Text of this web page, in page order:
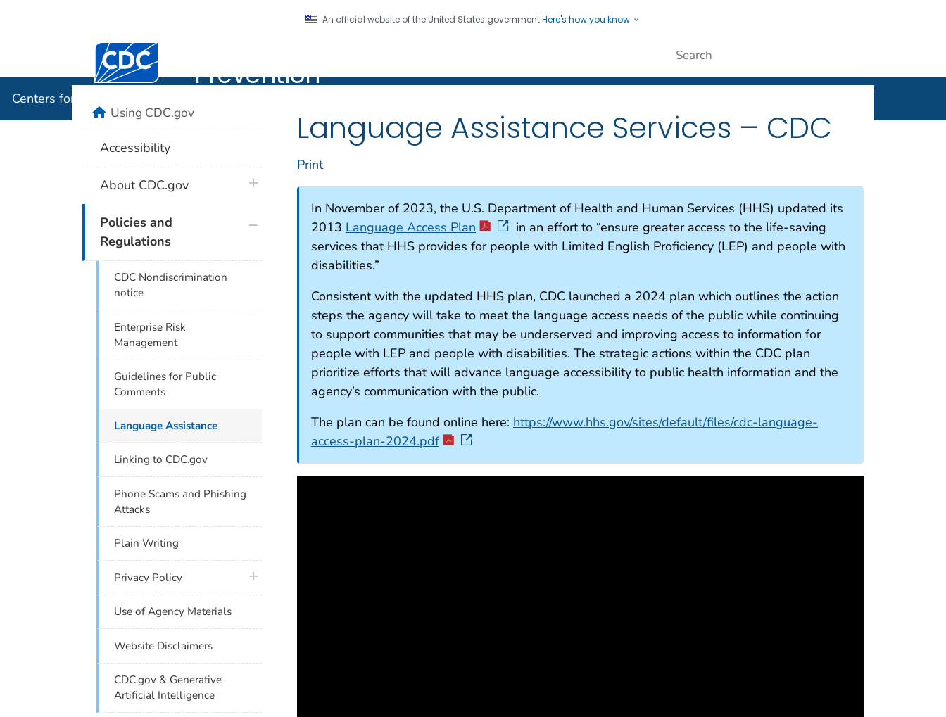
An official website of the United States governmentHere's how you know
Centers for Disease Control and Prevention. CDC twenty four seven. Saving Lives, Protecting People
Prevention
Centers for Disease Control and Prevention
Language Assistance Services – CDC
Print
In November of 2023, the U.S. Department of Health and Human Services (HHS) updated its
2013 Language Access Plan
in an effort to “ensure greater access to the life-saving
services that HHS provides for people with Limited English Proficiency (LEP) and people with
disabilities.”
Consistent with the updated HHS plan, CDC launched a 2024 plan which outlines the action
steps the agency will take to meet the language access needs of the public while continuing
to support communities that may be underserved and improving access to information for
people with LEP and people with disabilities. The strategic actions within the CDC plan
prioritize efforts that will advance language accessibility to public health information and the
agency’s communication with the public.
The plan can be found online here: https://www.hhs.gov/sites/default/files/cdc-language-
access-plan-2024.pdf
homeUsing CDC.gov
Accessibility
About CDC.gov plus icon
Policies and
Regulations
plus icon
CDC Nondiscrimination
notice
Enterprise Risk
Management
Guidelines for Public
Comments
Language Assistance
Linking to CDC.gov
Phone Scams and Phishing
Attacks
Plain Writing
Privacy Policy plus icon
Use of Agency Materials
Website Disclaimers
CDC.gov & Generative
Artificial Intelligence